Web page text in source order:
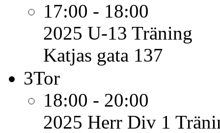
17:00 - 18:00
2025 U-13 Träning
Katjas gata 137
3Tor
18:00 - 20:00
2025 Herr Div 1